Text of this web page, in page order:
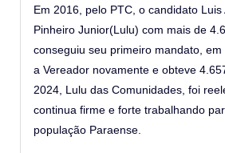
Em 2016, pelo PTC, o candidato Luis
Pinheiro Junior(Lulu) com mais de
conseguiu seu primeiro mandato,
a Vereador novamente e obteve
2024, Lulu das Comunidades, foi
continua firme e forte trabalhando
população Paraense.